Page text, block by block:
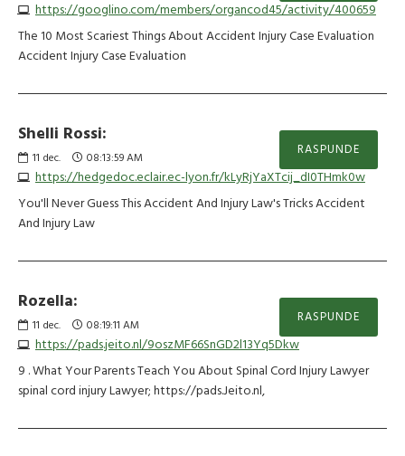
https://googlino.com/members/organcod45/activity/400659
The 10 Most Scariest Things About Accident Injury Case Evaluation
Accident Injury Case Evaluation
Shelli Rossi:
11 dec. 08:13:59 AM
https://hedgedoc.eclair.ec-lyon.fr/kLyRjYaXTcij_dI0THmk0w
RASPUNDE
You'll Never Guess This Accident And Injury Law's Tricks Accident
And Injury Law
Rozella:
11 dec. 08:19:11 AM
https://pads.jeito.nl/9oszMF66SnGD2l13Yq5Dkw
RASPUNDE
9 . What Your Parents Teach You About Spinal Cord Injury Lawyer
spinal cord injury Lawyer; https://pads.Jeito.nl,